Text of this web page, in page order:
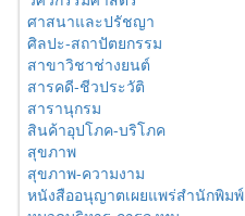
ศาสนาและปรัชญา
ศิลปะ-สถาปัตยกรรม
สาขาวิชาช่างยนต์
สารคดี-ชีวประวัติ
สารานุกรม
สินค้าอุปโภค-บริโภค
สุขภาพ
สุขภาพ-ความงาม
หนังสืออนุญาตเผยแพร่สำนักพิมพ์